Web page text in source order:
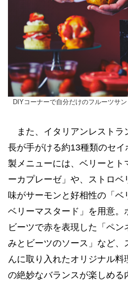
DIYコーナーで自分だけのフルーツサン
また、イタリアンレストラ
長が手がける約13種類のセ
製メニューには、ベリーとト
ーカプレーゼ」や、ストロベ
味がサーモンと好相性の「ベ
ベリーマスタード」を用意。
ビーツで赤を表現した「ペ
みとビーツのソース」など、
んに取り入れたオリジナル料
の絶妙なバランスが楽しめる